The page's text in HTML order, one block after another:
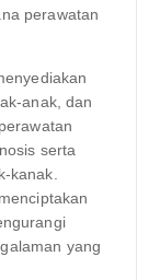
perawatan
anak, dan
serta
kanak.
yang